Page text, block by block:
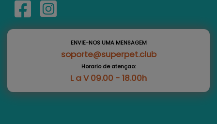
ENVIE-NOS UMA MENSAGEM
soporte@superpet.club
Horario de atençao:
L a V 09.00 - 18.00h